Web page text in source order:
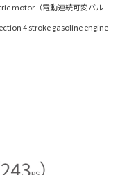
motor（電動連続可変バル
4 stroke gasoline engine